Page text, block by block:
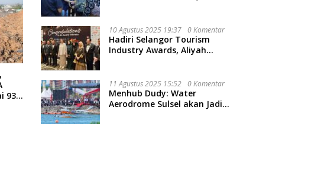
93
10 Agustus 2025 19:37 0 Komentar
Hadiri Selangor Tourism
Industry Awards, Aliyah
11 Agustus 2025 15:52 0 Komentar
Menhub Dudy: Water
Aerodrome Sulsel akan Jadi